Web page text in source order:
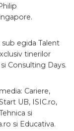
egida Talent
tinerilor
Consulting Days.
Cariere,
UB, ISIC.ro,
si
si Educativa.